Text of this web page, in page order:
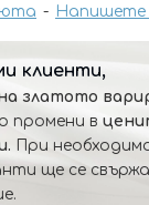
- Напишете
клиенти,
златото
промени в
При
ще се